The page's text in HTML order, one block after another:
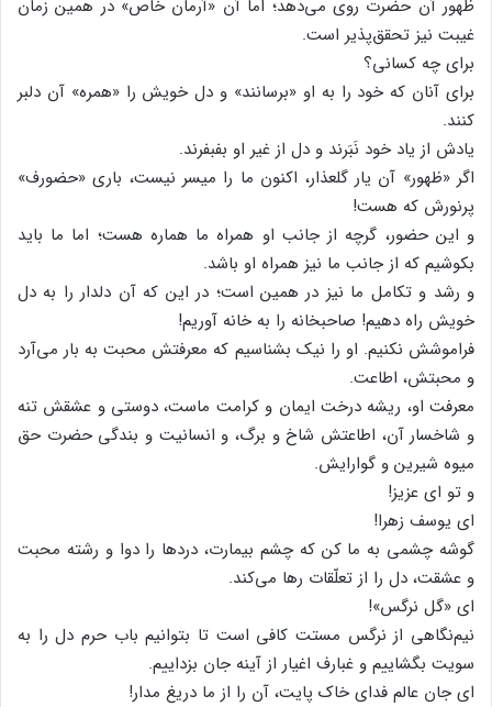
ظهور آن‌ حضرت‌ روی‌ می‌دهد؛ اما آن‌ «آرمان‌ خاص‌» در همین‌ زمان‌
غیبت‌ نیز تحقق‌پذیر است‌.
برای‌ چه‌ کسانی‌؟
برای‌ آنان‌ که‌ خود را به‌ او «برسانند» و دل‌ خویش‌ را «همره‌» آن‌ دلبر
کنند.
یادش‌ از یاد خود نَبَرند و دل‌ از غیر او بفبفرند.
اگر «ظهور» آن‌ یار گلعذار، اکنون‌ ما را میسر نیست‌، باری‌ «حضورف»
پرنورش‌ که‌ هست‌!
و این‌ حضور، گرچه‌ از جانب‌ او همراه‌ ما هماره‌ هست‌؛ اما ما باید
بکوشیم‌ که‌ از جانب‌ ما نیز همراه‌ او باشد.
و رشد و تکامل‌ ما نیز در همین‌ است‌؛ در این‌ که‌ آن‌ دلدار را به‌ دل‌
خویش‌ راه‌ دهیم‌! صاحبخانه‌ را به‌ خانه‌ آوریم‌!
فراموشش‌ نکنیم‌. او را نیک‌ بشناسیم‌ که‌ معرفتش‌ محبت‌ به‌ بار می‌آرد
و محبتش‌، اطاعت‌.
معرفت‌ او، ریشه‌ درخت‌ ایمان‌ و کرامت‌ ماست‌، دوستی‌ و عشقش‌ تنه‌
و شاخسار آن‌، اطاعتش‌ شاخ‌ و برگ‌، و انسانیت‌ و بندگی‌ حضرت‌ حق‌
میوه‌ شیرین‌ و گوارایش‌.
و تو ای‌ عزیز!
ای‌ یوسف‌ زهرا!
گوشه‌ چشمی‌ به‌ ما کن‌ که‌ چشم‌ بیمارت‌، دردها را دوا و رشته‌ محبت‌
و عشقت‌، دل‌ را از تعلّقات‌ رها می‌کند.
ای‌ «گل‌ نرگس‌»!
نیم‌نگاهی‌ از نرگس‌ مستت‌ کافی‌ است‌ تا بتوانیم‌ باب‌ حرم‌ دل‌ را به‌
سویت‌ بگشاییم‌ و غبارف اغیار از آینه‌ جان‌ بزداییم‌.
ای‌ جان‌ عالم‌ فدای‌ خاک‌ پایت‌، آن‌ را از ما دریغ‌ مدار!